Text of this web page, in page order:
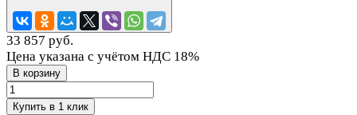
33 857 руб.
Цена указана с учётом НДС 18%
В корзину
Купить в 1 клик